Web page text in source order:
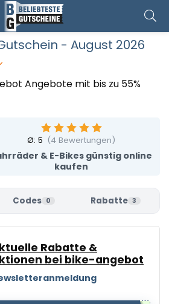
- August 2026
auf zwei Rädern? Bei bike-
eine riesige Auswahl an
– von sportlichen Mountainbikes
mit lokalen Fachhändlern
Qualität und kompetenter
Gutschein von Beliebteste
euer Traumrad zum
Angebote mit bis zu 55%
& E-Bikes günstig online
kaufen
Ø: 5 (4 Bewertungen)
Codes 0 Rabatte 3
Rabatte &
bei bike-angebot